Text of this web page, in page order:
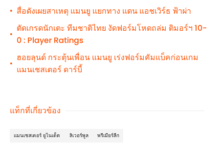
• สื่อดังเผยสาเหตุ แมนยู แยกทาง แดน แอชเวิร์ธ ฟ้าผ่า
•
ตัดเกรดนักเตะ ทีมชาติไทย งัดฟอร์มโหดถล่ม ติมอร์ฯ 10-
0 : Player Ratings
•
ฮอยลุนด์ กระตุ้นเพื่อน แมนยู เร่งฟอร์มคัมแบ็คก่อนเกม
แมนเชสเตอร์ ดาร์บี้
แท็กที่เกี่ยวข้อง
แมนเชสเตอร์ ยูไนเต็ด ลิเวอร์พูล พรีเมียร์ลีก